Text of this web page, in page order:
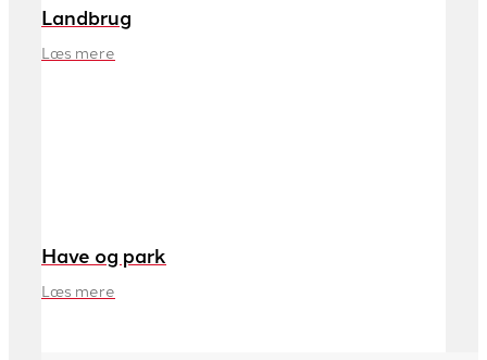
Landbrug
Læs mere
Have og park
Læs mere